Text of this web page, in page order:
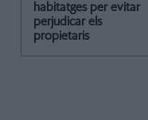
habitatges per evitar
perjudicar els
propietaris